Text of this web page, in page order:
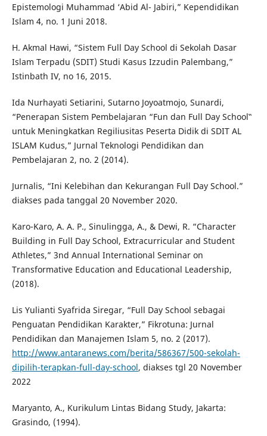
Epistemologi Muhammad ‘Abid Al- Jabiri,” Kependidikan
Islam 4, no. 1 Juni 2018.
H. Akmal Hawi, “Sistem Full Day School di Sekolah Dasar
Islam Terpadu (SDIT) Studi Kasus Izzudin Palembang,”
Istinbath IV, no 16, 2015.
Ida Nurhayati Setiarini, Sutarno Joyoatmojo, Sunardi,
“Penerapan Sistem Pembelajaran “Fun dan Full Day School‟
untuk Meningkatkan Regiliusitas Peserta Didik di SDIT AL
ISLAM Kudus,” Jurnal Teknologi Pendidikan dan
Pembelajaran 2, no. 2 (2014).
Jurnalis, “Ini Kelebihan dan Kekurangan Full Day School.”
diakses pada tanggal 20 November 2020.
Karo-Karo, A. A. P., Sinulingga, A., & Dewi, R. “Character
Building in Full Day School, Extracurricular and Student
Athletes,” 3nd Annual International Seminar on
Transformative Education and Educational Leadership,
(2018).
Lis Yulianti Syafrida Siregar, “Full Day School sebagai
Penguatan Pendidikan Karakter,” Fikrotuna: Jurnal
Pendidikan dan Manajemen Islam 5, no. 2 (2017).
http://www.antaranews.com/berita/586367/500-sekolah-
dipilih-terapkan-full-day-school, diakses tgl 20 November
2022
Maryanto, A., Kurikulum Lintas Bidang Study, Jakarta:
Grasindo, (1994).